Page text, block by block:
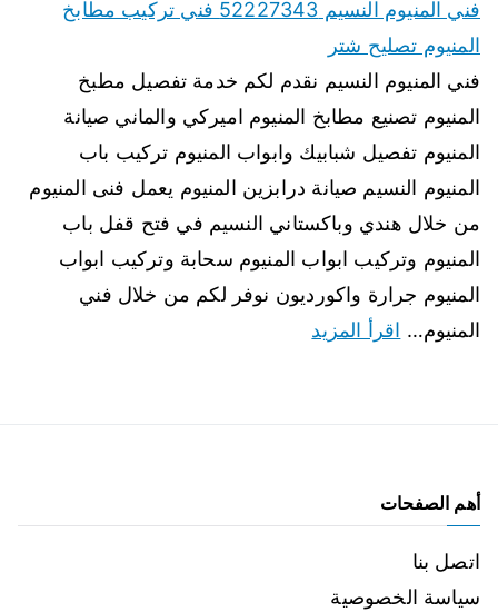
فني المنيوم النسيم 52227343 فني تركيب مطابخ
المنيوم تصليح شتر
فني المنيوم النسيم نقدم لكم خدمة تفصيل مطبخ
المنيوم تصنيع مطابخ المنيوم اميركي والماني صيانة
المنيوم تفصيل شبابيك وابواب المنيوم تركيب باب
المنيوم النسيم صيانة درابزين المنيوم يعمل فنى المنيوم
من خلال هندي وباكستاني النسيم في فتح قفل باب
المنيوم وتركيب ابواب المنيوم سحابة وتركيب ابواب
المنيوم جرارة واكورديون نوفر لكم من خلال فني
المنيوم… اقرأ المزيد
أهم الصفحات
اتصل بنا
سياسة الخصوصية